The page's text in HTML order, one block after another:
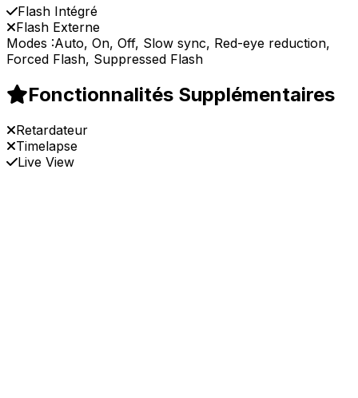
Flash Intégré
Flash Externe
Modes :Auto, On, Off, Slow sync, Red-eye reduction,
Forced Flash, Suppressed Flash
Fonctionnalités Supplémentaires
Retardateur
Timelapse
Live View